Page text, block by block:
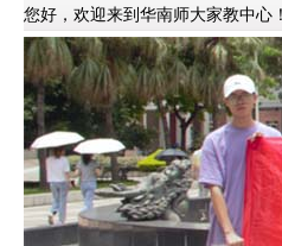
您好，欢迎来到华南师大家教中心！